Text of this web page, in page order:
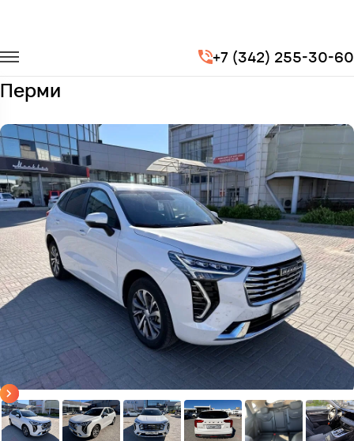
+7 (342) 255-30-60
Легковые автомобили
Заказать Haval Jolion с водителем в
Перми